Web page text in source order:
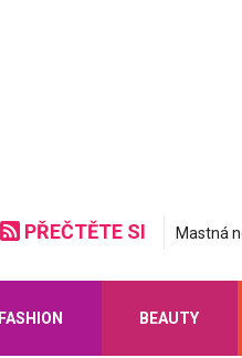
PŘEČTĚTE SI Do
FASHION BEAUTY